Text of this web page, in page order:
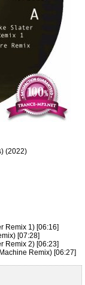
(2022)
Remix 1) [06:16]
[07:28]
Remix 2) [06:23]
Remix) [06:27]